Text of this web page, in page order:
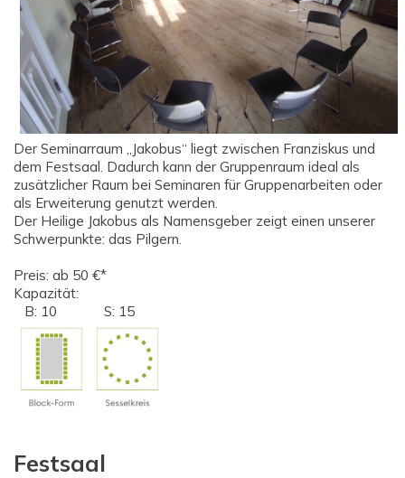
Der Seminarraum „Jakobus“ liegt zwischen Franziskus und
dem Festsaal. Dadurch kann der Gruppenraum ideal als
zusätzlicher Raum bei Seminaren für Gruppenarbeiten oder
als Erweiterung genutzt werden.
Der Heilige Jakobus als Namensgeber zeigt einen unserer
Schwerpunkte: das Pilgern.
Preis: ab 50 €*
Kapazität:
B: 10 S: 15
Festsaal